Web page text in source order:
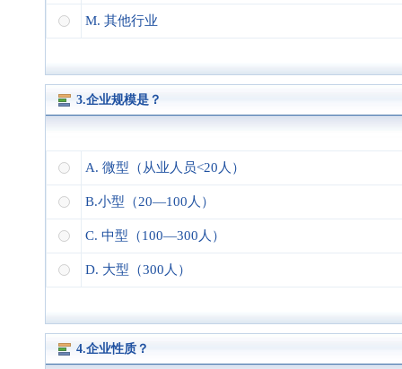
M. 其他行业
3.企业规模是？
A. 微型（从业人员<20人）
B.小型（20—100人）
C. 中型（100—300人）
D. 大型（300人）
4.企业性质？